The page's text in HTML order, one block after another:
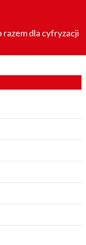
razem dla cyfryzacji